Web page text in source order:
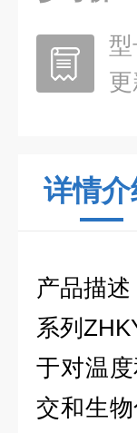
型
更
详情介
产品描述
系列
于对温
交和生